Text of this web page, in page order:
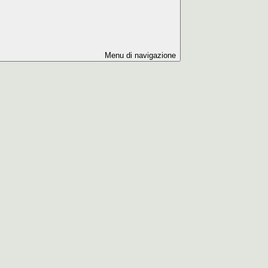
Menu di navigazione